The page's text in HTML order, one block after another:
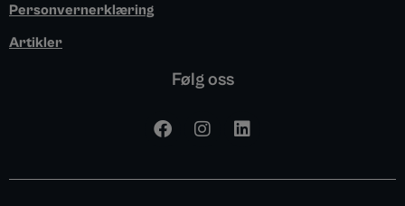
Personvernerklæring
Artikler
Følg oss
F
a
I
n
L
i